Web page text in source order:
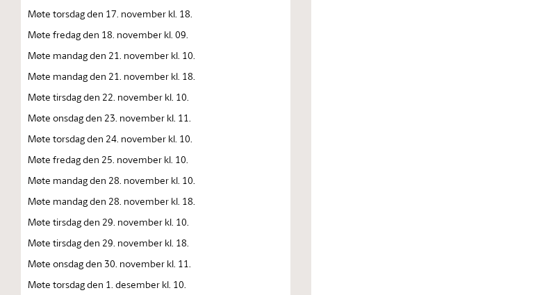
Møte torsdag den 17. november kl. 18.
Møte fredag den 18. november kl. 09.
Møte mandag den 21. november kl. 10.
Møte mandag den 21. november kl. 18.
Møte tirsdag den 22. november kl. 10.
Møte onsdag den 23. november kl. 11.
Møte torsdag den 24. november kl. 10.
Møte fredag den 25. november kl. 10.
Møte mandag den 28. november kl. 10.
Møte mandag den 28. november kl. 18.
Møte tirsdag den 29. november kl. 10.
Møte tirsdag den 29. november kl. 18.
Møte onsdag den 30. november kl. 11.
Møte torsdag den 1. desember kl. 10.